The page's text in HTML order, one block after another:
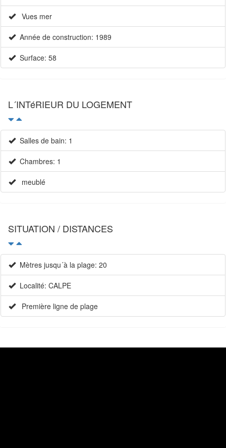
Vues mer
Année de construction: 1989
Surface: 58
L´INTéRIEUR DU LOGEMENT
Salles de bain: 1
Chambres: 1
meublé
SITUATION / DISTANCES
Mètres jusqu´à la plage: 20
Localité: CALPE
Première ligne de plage